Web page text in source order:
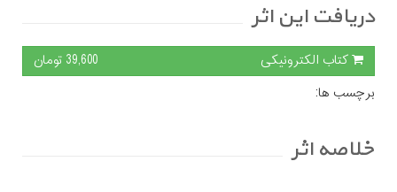
دریافت این اثر
کتاب الکترونیکی
39,600 تومان
برچسب ها:
خلاصه اثر